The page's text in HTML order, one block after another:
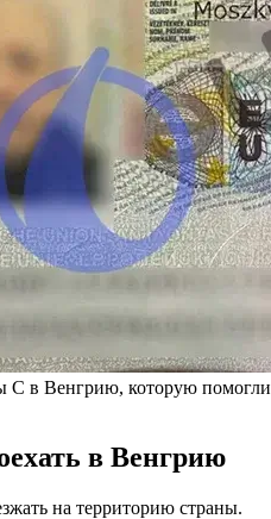
C в Венгрию, которую
в Венгрию
на территорию страны.